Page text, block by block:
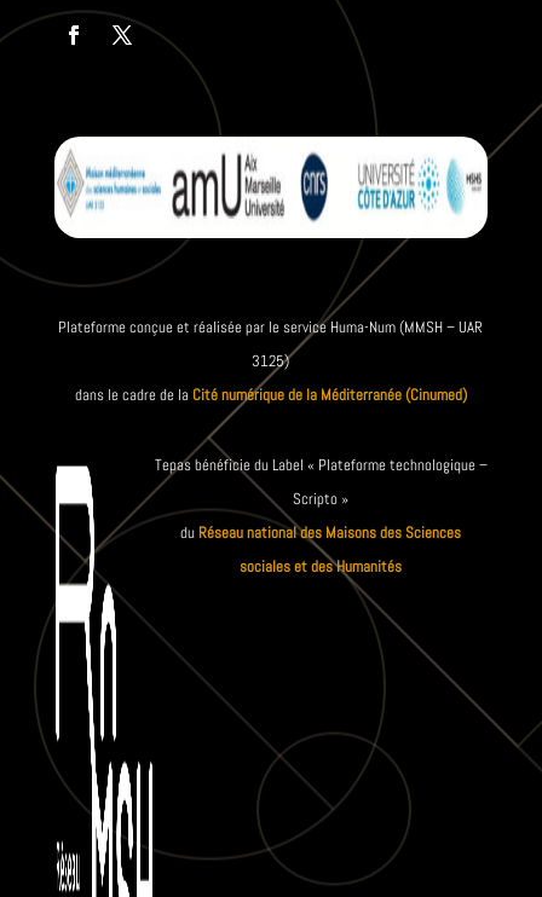
Plateforme conçue et réalisée par le service Huma-Num (MMSH – UAR
3125)
dans le cadre de la Cité numérique de la Méditerranée (Cinumed)
Tepas bénéficie du Label « Plateforme technologique –
Scripto »
du Réseau national des Maisons des Sciences
sociales et des Humanités